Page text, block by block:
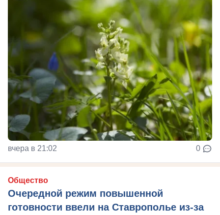
вчера в 21:02 0
Общество
Очередной режим повышенной
готовности ввели на Ставрополье из-за